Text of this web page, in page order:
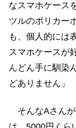
なスマホケース
ツルのポリカー
も、個人的には
スマホケースが
んどん手に馴染
どありません」
そんなAさんが